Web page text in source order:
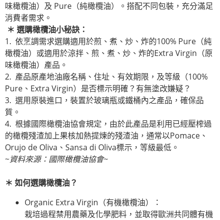
味橄欖油）及 Pure（純橄欖油）。搭配不同包裝，充分滿足
消費者需求。
＊ 選購橄欖油小秘訣：
1. 依烹調需求選購適用於煎、煮、炒、炸的100% Pure（純
橄欖油）或適用於涼拌、煎、煮、炒、炸的Extra Virgin（原
味橄欖油）產品。
2. 產品原產地油廠名稱、住址、有效期限，及等級（100%
Pure、Extra Virgin）是否標示明確？有無塗改嫌疑？
3. 選用原裝進口，裝置於玻璃瓶或鐵桶內之產品，確保品
質。
4. 根據國際橄欖油協會規定，由於此產品是利用已經壓榨過
的橄欖殘渣加上果核加熱提煉的殘渣油，通常以Pomace、
Orujo de Oliva、Sansa di Oliva標示，等級最低。
~資料來源：國際橄欖油協會~
＊ 如何選購橄欖油？
Organic Extra Virgin（有機橄欖油）：
栽培過程禁用農藥及化學肥料，並取得歐洲共同體有機